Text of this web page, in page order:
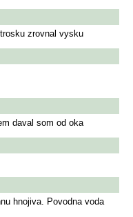
zrovnal vysku
daval som od oka
hnojiva. Povodna voda